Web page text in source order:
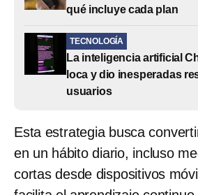
qué incluye cada plan
TECNOLOGÍA
La inteligencia artificial
loca y dio inesperadas
usuarios
Esta estrategia busca
en un hábito diario, incluso
cortas desde dispositivos